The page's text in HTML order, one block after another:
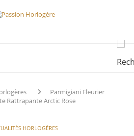
Parmigiani Fleurier
Rattrapante Arctic Rose
HORLOGÈRES